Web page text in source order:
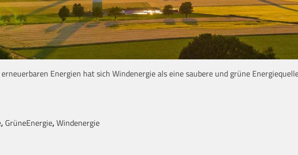
Energien hat sich Windenergie als eine saubere und grüne
, GrüneEnergie,Windenergie